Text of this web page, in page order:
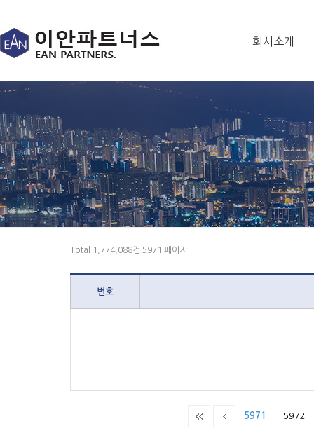
회사소개
Total 1,774,088건 5971 페이지
번호
5971 5972